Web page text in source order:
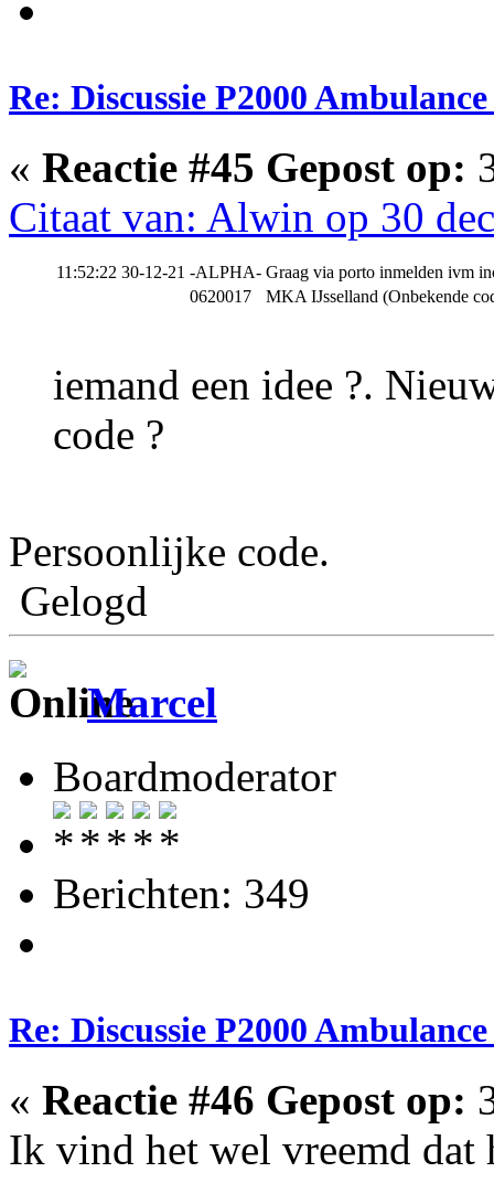
Re: Discussie P2000
« Reactie #45 Gepost op:
Citaat van: Alwin op 30
11:52:22 30-12-21 -ALPHA- Graag via porto inmelden ivm
0620017
MKA IJsselland (Onbekende
iemand een idee ?.
code ?
Persoonlijke code.
Gelogd
Marcel
Boardmoderator
Berichten: 349
Re: Discussie P2000
« Reactie #46 Gepost op:
Ik vind het wel vreemd dat